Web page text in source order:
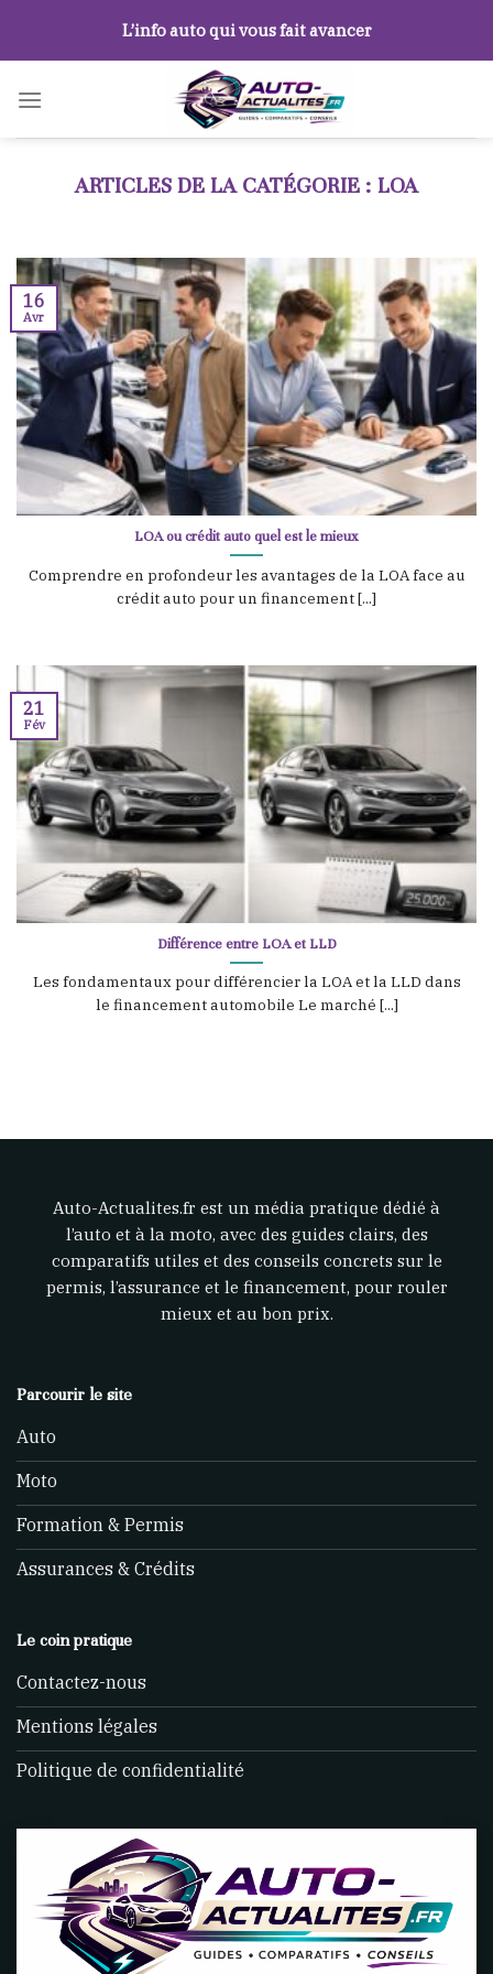
content
L’info auto qui vous fait avancer
LOA
LOA ou crédit auto quel est le mieux
Comprendre en profondeur les avantages de la LOA face au
crédit auto pour un financement [...]
16
Avr
Différence entre LOA et LLD
Les fondamentaux pour différencier la LOA et la LLD dans
le financement automobile Le marché [...]
21
Fév
Auto-Actualites.fr est un média pratique dédié à
l’auto et à la moto, avec des guides clairs, des
comparatifs utiles et des conseils concrets sur le
permis, l’assurance et le financement, pour rouler
mieux et au bon prix.
Parcourir le site
Auto
Moto
Formation & Permis
Assurances & Crédits
Le coin pratique
Contactez-nous
Mentions légales
Politique de confidentialité